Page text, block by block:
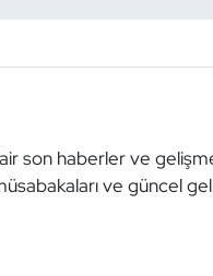
son haberler ve
ve güncel